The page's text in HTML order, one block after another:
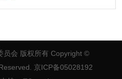
员会 版权所有 Copyright ©
京ICP备05028192